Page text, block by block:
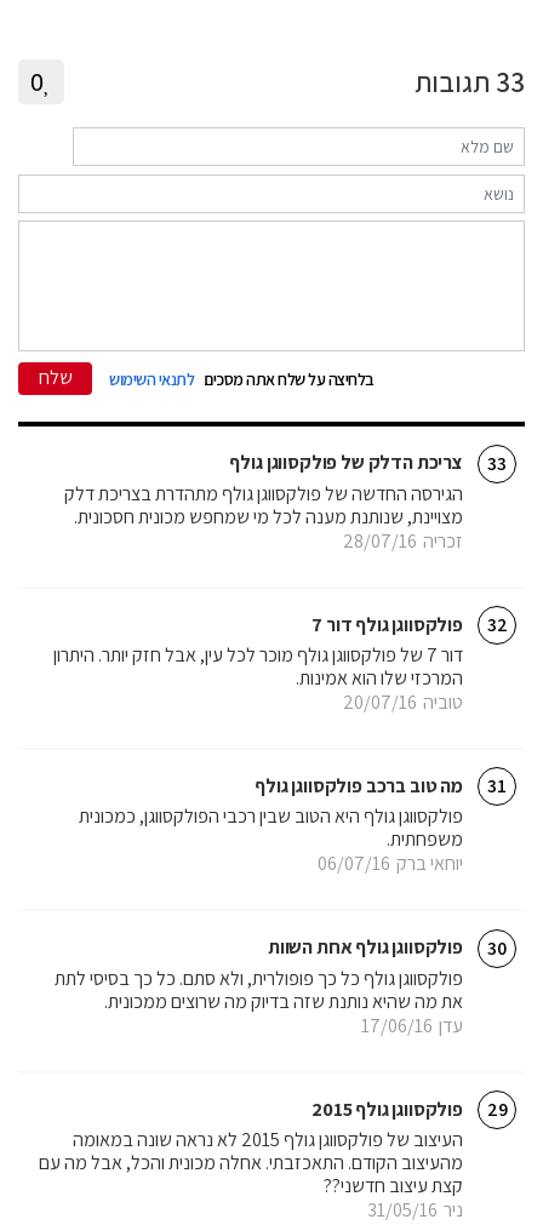
33 תגובות 0
בלחיצה על שלח אתה מסכים לתנאי השימוש שלח
33 צריכת הדלק של פולקסווגן גולף
זכריה 28/07/16
הגירסה החדשה של פולקסווגן גולף מתהדרת בצריכת דלק
מצויינת, שנותנת מענה לכל מי שמחפש מכונית חסכונית.
32 פולקסווגן גולף דור 7
טוביה 20/07/16
דור 7 של פולקסווגן גולף מוכר לכל עין, אבל חזק יותר. היתרון
המרכזי שלו הוא אמינות.
31 מה טוב ברכב פולקסווגן גולף
יוחאי ברק 06/07/16
פולקסווגן גולף היא הטוב שבין רכבי הפולקסווגן, כמכונית
משפחתית.
30 פולקסווגן גולף אחת השוות
עדן 17/06/16
פולקסווגן גולף כל כך פופולרית, ולא סתם. כל כך בסיסי לתת
את מה שהיא נותנת שזה בדיוק מה שרוצים ממכונית.
29 פולקסווגן גולף 2015
ניר 31/05/16
העיצוב של פולקסווגן גולף 2015 לא נראה שונה במאומה
מהעיצוב הקודם. התאכזבתי. אחלה מכונית והכל, אבל מה עם
קצת עיצוב חדשני??